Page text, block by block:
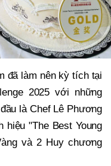
đã làm nên kỳ tích tại
2025 với những
là Chef Lê Phương
hiệu "The Best Young
và 2 Huy chương